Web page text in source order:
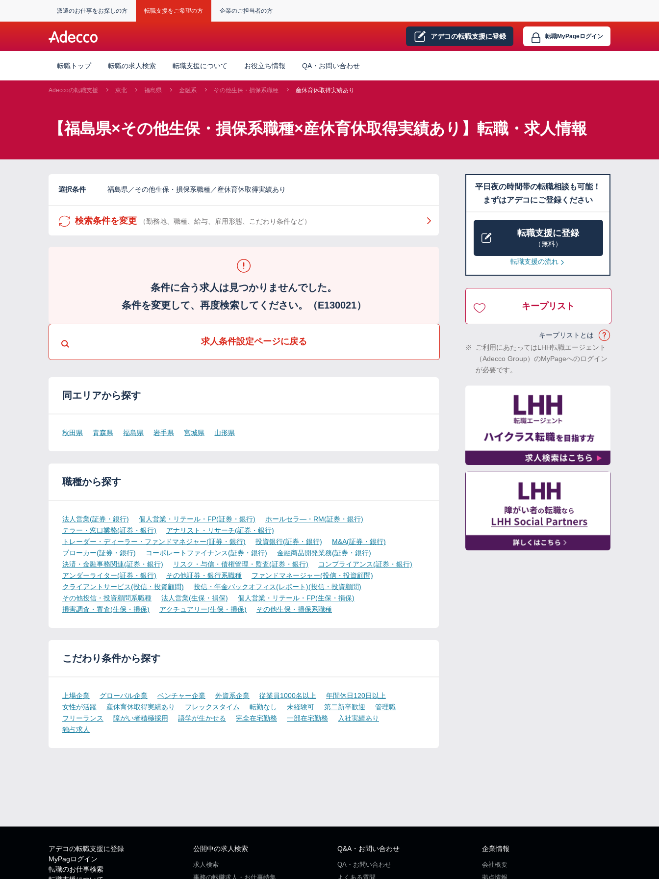
派遣のお仕事をお探しの方 転職支援をご希望の方 企業のご担当者の方
アデコの転職支援に登録 転職MyPageログイン
転職トップ 転職の求人検索 転職支援について お役立ち情報 QA・お問い合わせ
Adeccoの転職支援 東北 福島県 金融系 その他生保・損保系職種 産休育休取得実績あり
【福島県×その他生保・損保系職種×産休育休取得実績あり】転職・求人情報
選択条件 福島県／その他生保・損保系職種／産休育休取得実績あり
検索条件を変更 （勤務地、職種、給与、雇用形態、こだわり条件など）
条件に合う求人は見つかりませんでした。
条件を変更して、再度検索してください。（E130021）
求人条件設定ページに戻る
同エリアから探す
秋田県 青森県 福島県 岩手県 宮城県 山形県
職種から探す
法人営業(証券・銀行) 個人営業・リテール・FP(証券・銀行)
ホールセラ―・RM(証券・銀行)
テラー・窓口業務(証券・銀行)
アナリスト・リサーチ(証券・銀行)
トレーダー・ディーラー・ファンドマネジャー(証券・銀行)
投資銀行(証券・銀行)
M&A(証券・銀行)
ブローカー(証券・銀行)
コーポレートファイナンス(証券・銀行)
金融商品開発業務(証券・銀行)
決済・金融事務関連(証券・銀行)
リスク・与信・債権管理・監査(証券・銀行)
コンプライアンス(証券・銀行)
アンダーライター(証券・銀行)
その他証券・銀行系職種
ファンドマネージャー(投信・投資顧問)
クライアントサービス(投信・投資顧問)
投信・年金バックオフィス(レポート)(投信・投資顧問)
その他投信・投資顧問系職種
法人営業(生保・損保)
個人営業・リテール・FP(生保・損保)
損害調査・審査(生保・損保)
アクチュアリー(生保・損保) その他生保・損保系職種
こだわり条件から探す
上場企業 グローバル企業 ベンチャー企業 外資系企業 従業員1000名以上
年間休日120日以上
女性が活躍
産休育休取得実績あり フレックスタイム 転勤なし 未経験可 第二新卒歓迎
管理職
フリーランス
障がい者積極採用 語学が生かせる 完全在宅勤務 一部在宅勤務
入社実績あり
独占求人
平日夜の時間帯の転職相談も可能！
まずはアデコにご登録ください
転職支援に登録
（無料）
転職支援の流れ
キープリスト
キープリストとは
※
ご利用にあたってはLHH転職エージェント
（Adecco Group）のMyPageへのログイン
が必要です。
アデコの転職支援に登録
MyPagログイン
転職のお仕事検索
公開中の求人検索
求人検索
事務の転職求人・お仕事特集
Q&A・お問い合わせ
QA・お問い合わせ
よくある質問
企業情報
会社概要
拠点情報